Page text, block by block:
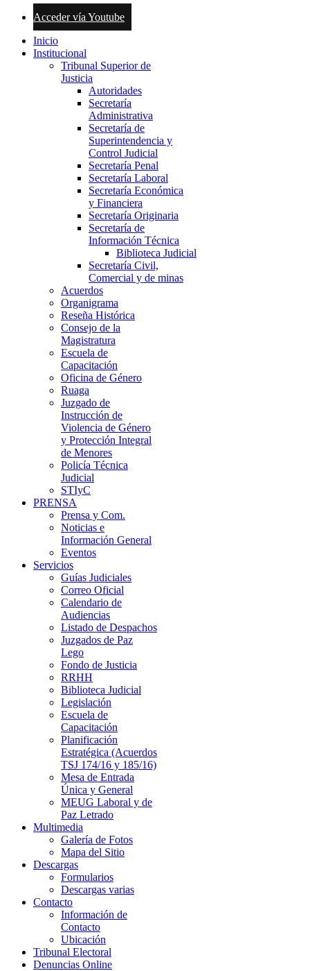
Acceder vía Youtube
Inicio
Institucional
Tribunal Superior de
Justicia
Autoridades
Secretaría
Administrativa
Secretaría de
Superintendencia y
Control Judicial
Secretaría Penal
Secretaría Laboral
Secretaría Económica
y Financiera
Secretaría Originaria
Secretaría de
Información Técnica
Biblioteca Judicial
Secretaría Civil,
Comercial y de minas
Acuerdos
Organigrama
Reseña Histórica
Consejo de la
Magistratura
Escuela de
Capacitación
Oficina de Género
Ruaga
Juzgado de
Instrucción de
Violencia de Género
y Protección Integral
de Menores
Policía Técnica
Judicial
STIyC
PRENSA
Prensa y Com.
Noticias e
Información General
Eventos
Servicios
Guías Judiciales
Correo Oficial
Calendario de
Audiencias
Listado de Despachos
Juzgados de Paz
Lego
Fondo de Justicia
RRHH
Biblioteca Judicial
Legislación
Escuela de
Capacitación
Planificación
Estratégica (Acuerdos
TSJ 174/16 y 185/16)
Mesa de Entrada
Única y General
MEUG Laboral y de
Paz Letrado
Multimedia
Galería de Fotos
Mapa del Sitio
Descargas
Formularios
Descargas varias
Contacto
Información de
Contacto
Ubicación
Tribunal Electoral
Denuncias Online